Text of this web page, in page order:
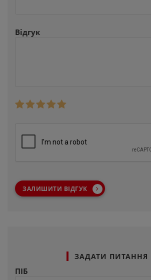
Відгук
ЗАЛИШИТИ ВІДГУК
ЗАДАТИ ПИТАННЯ
ПІБ